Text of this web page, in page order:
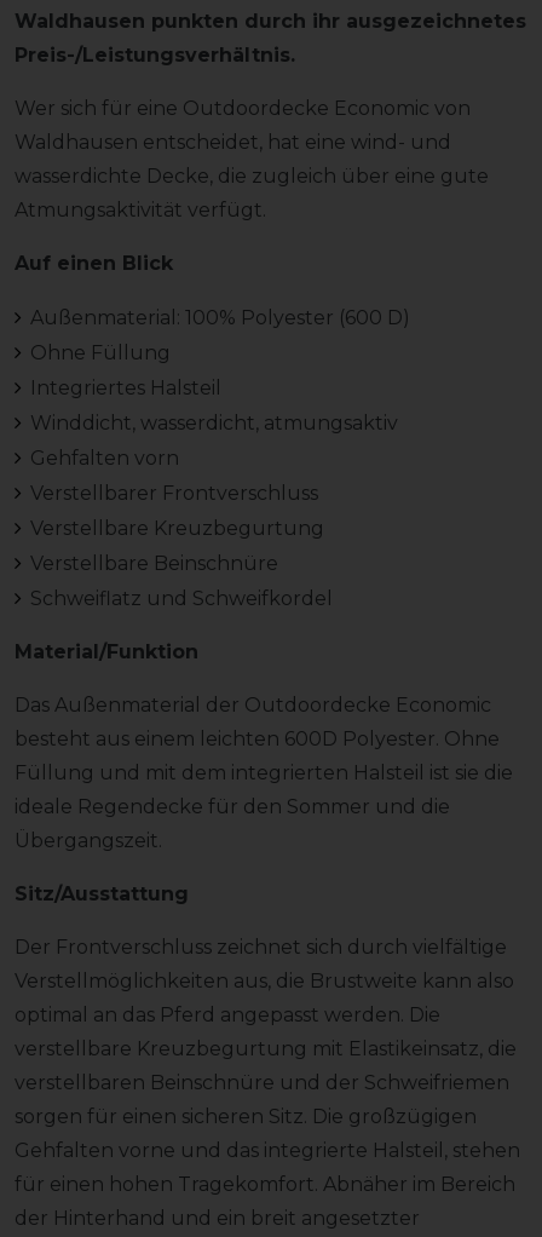
Waldhausen punkten durch ihr ausgezeichnetes
Preis-/Leistungsverhältnis.
Wer sich für eine Outdoordecke Economic von
Waldhausen entscheidet, hat eine wind- und
wasserdichte Decke, die zugleich über eine gute
Atmungsaktivität verfügt.
Auf einen Blick
Außenmaterial: 100% Polyester (600 D)
Ohne Füllung
Integriertes Halsteil
Winddicht, wasserdicht, atmungsaktiv
Gehfalten vorn
Verstellbarer Frontverschluss
Verstellbare Kreuzbegurtung
Verstellbare Beinschnüre
Schweiflatz und Schweifkordel
Material/Funktion
Das Außenmaterial der Outdoordecke Economic
besteht aus einem leichten 600D Polyester. Ohne
Füllung und mit dem integrierten Halsteil ist sie die
ideale Regendecke für den Sommer und die
Übergangszeit.
Sitz/Ausstattung
Der Frontverschluss zeichnet sich durch vielfältige
Verstellmöglichkeiten aus, die Brustweite kann also
optimal an das Pferd angepasst werden. Die
verstellbare Kreuzbegurtung mit Elastikeinsatz, die
verstellbaren Beinschnüre und der Schweifriemen
sorgen für einen sicheren Sitz. Die großzügigen
Gehfalten vorne und das integrierte Halsteil, stehen
für einen hohen Tragekomfort. Abnäher im Bereich
der Hinterhand und ein breit angesetzter